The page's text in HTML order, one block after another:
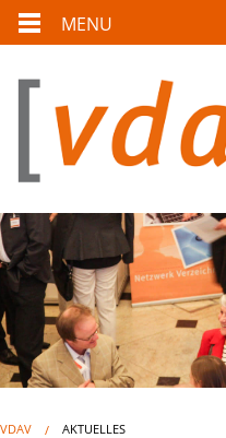
MENU
VDAV AKTUELLES